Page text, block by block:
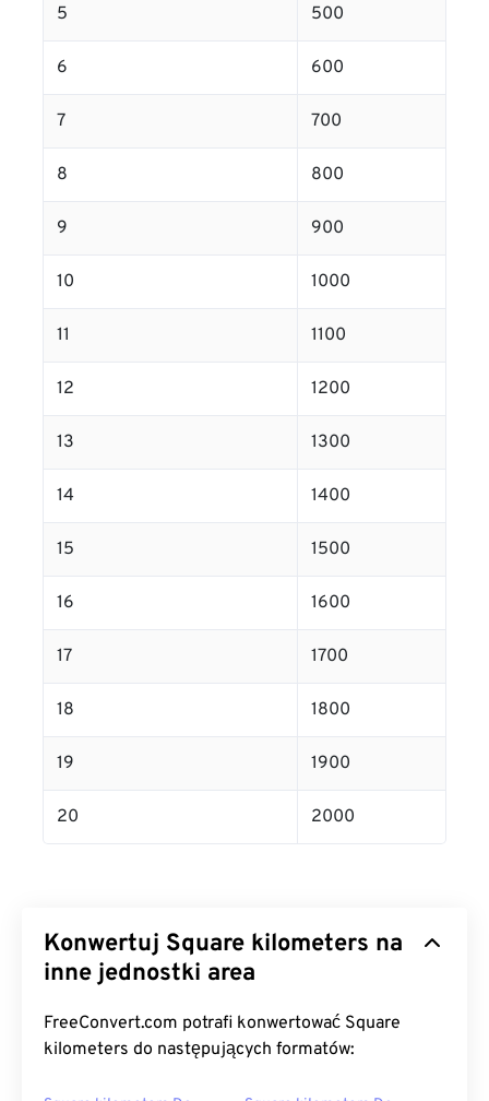
5 500
6 600
7 700
8 800
9 900
10 1000
11 1100
12 1200
13 1300
14 1400
15 1500
16 1600
17 1700
18 1800
19 1900
20 2000
Konwertuj Square kilometers na
inne jednostki area
FreeConvert.com potrafi konwertować Square
kilometers do następujących formatów: